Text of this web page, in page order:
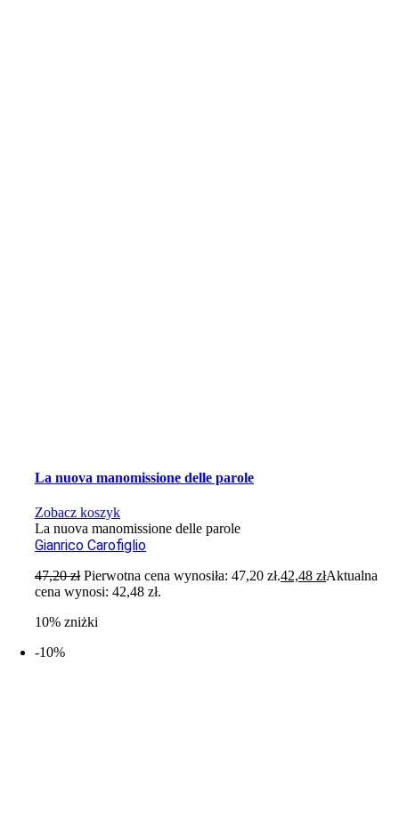
La nuova manomissione delle parole
Zobacz koszyk
La nuova manomissione delle parole
Gianrico Carofiglio
47,20zł Pierwotna cena wynosiła: 47,20 zł.42,48złAktualna
cena wynosi: 42,48 zł.
10% zniżki
-10%